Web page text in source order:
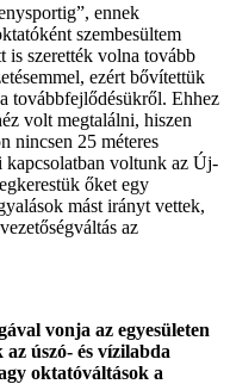
ennek
szembesültem
is szerették volna tovább
ezért bővítettük
továbbfejlődésükről. Ehhez
volt megtalálni, hiszen
nincsen 25 méteres
kapcsolatban voltunk az Új-
őket egy
mást irányt vettek,
az
vonja az egyesületen
úszó- és vízilabda
oktatóváltások a